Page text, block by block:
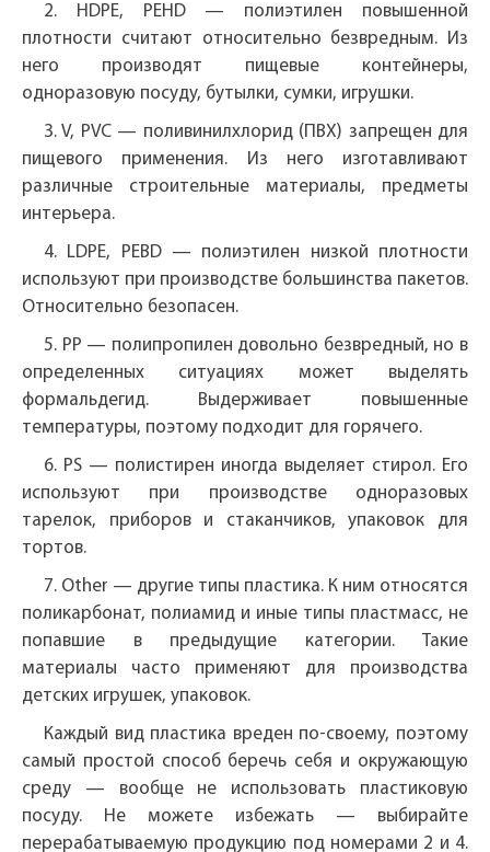
2. HDPE, PEHD — полиэтилен повышенной
плотности считают относительно безвредным. Из
него производят пищевые контейнеры,
одноразовую посуду, бутылки, сумки, игрушки.
3. V, PVC — поливинилхлорид (ПВХ) запрещен для
пищевого применения. Из него изготавливают
различные строительные материалы, предметы
интерьера.
4. LDPE, PEBD — полиэтилен низкой плотности
используют при производстве большинства пакетов.
Относительно безопасен.
5. PP — полипропилен довольно безвредный, но в
определенных ситуациях может выделять
формальдегид. Выдерживает повышенные
температуры, поэтому подходит для горячего.
6. PS — полистирен иногда выделяет стирол. Его
используют при производстве одноразовых
тарелок, приборов и стаканчиков, упаковок для
тортов.
7. Other — другие типы пластика. К ним относятся
поликарбонат, полиамид и иные типы пластмасс, не
попавшие в предыдущие категории. Такие
материалы часто применяют для производства
детских игрушек, упаковок.
Каждый вид пластика вреден по-своему, поэтому
самый простой способ беречь себя и окружающую
среду — вообще не использовать пластиковую
посуду. Не можете избежать — выбирайте
перерабатываемую продукцию под номерами 2 и 4.